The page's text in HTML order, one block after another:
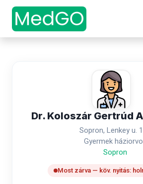
Dr. Koloszár Gertrúd
Sopron, Lenkey u.
Gyermek
Sopron
Most zárva — köv. nyitás: